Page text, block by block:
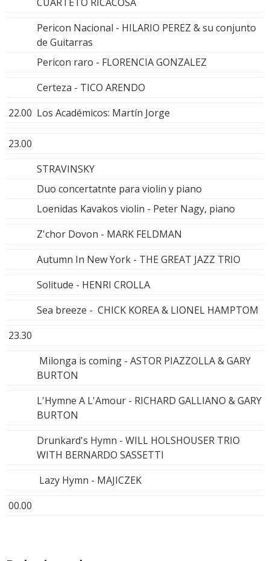
Pericon Nacional - HILARIO PEREZ & su conjunto
de Guitarras
Pericon raro - FLORENCIA GONZALEZ
Certeza - TICO ARENDO
22.00 Los Académicos: Martín Jorge
23.00
STRAVINSKY
Duo concertatnte para violin y piano
Loenidas Kavakos violin - Peter Nagy, piano
Z'chor Dovon - MARK FELDMAN
Autumn In New York - THE GREAT JAZZ TRIO
Solitude - HENRI CROLLA
Sea breeze - CHICK KOREA & LIONEL HAMPTOM
23.30
Milonga is coming - ASTOR PIAZZOLLA & GARY
BURTON
L'Hymne A L'Amour - RICHARD GALLIANO & GARY
BURTON
Drunkard's Hymn - WILL HOLSHOUSER TRIO
WITH BERNARDO SASSETTI
Lazy Hymn - MAJICZEK
00.00